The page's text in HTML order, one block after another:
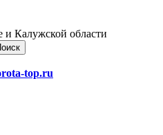
и Калужской области
top.ru